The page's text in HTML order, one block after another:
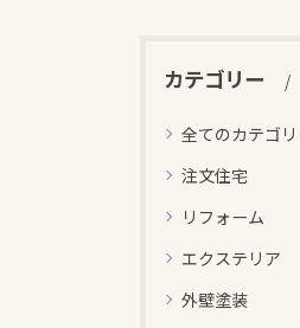
カテゴリー
全てのカテゴ
注文住宅
リフォーム
エクステリア
外壁塗装